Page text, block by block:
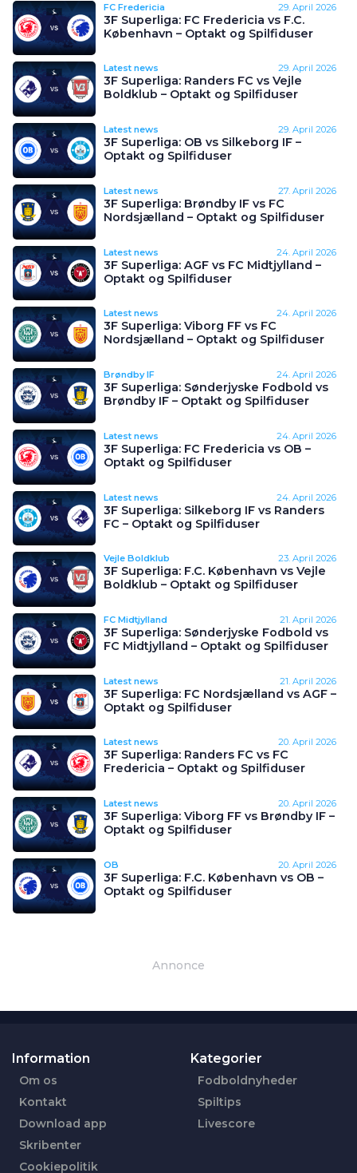
FC Fredericia 29. April 2026
3F Superliga: FC Fredericia vs F.C.
København – Optakt og Spilfiduser
Latest news 29. April 2026
3F Superliga: Randers FC vs Vejle
Boldklub – Optakt og Spilfiduser
Latest news 29. April 2026
3F Superliga: OB vs Silkeborg IF –
Optakt og Spilfiduser
Latest news 27. April 2026
3F Superliga: Brøndby IF vs FC
Nordsjælland – Optakt og Spilfiduser
Latest news 24. April 2026
3F Superliga: AGF vs FC Midtjylland –
Optakt og Spilfiduser
Latest news 24. April 2026
3F Superliga: Viborg FF vs FC
Nordsjælland – Optakt og Spilfiduser
Brøndby IF 24. April 2026
3F Superliga: Sønderjyske Fodbold vs
Brøndby IF – Optakt og Spilfiduser
Latest news 24. April 2026
3F Superliga: FC Fredericia vs OB –
Optakt og Spilfiduser
Latest news 24. April 2026
3F Superliga: Silkeborg IF vs Randers
FC – Optakt og Spilfiduser
Vejle Boldklub 23. April 2026
3F Superliga: F.C. København vs Vejle
Boldklub – Optakt og Spilfiduser
FC Midtjylland 21. April 2026
3F Superliga: Sønderjyske Fodbold vs
FC Midtjylland – Optakt og Spilfiduser
Latest news 21. April 2026
3F Superliga: FC Nordsjælland vs AGF –
Optakt og Spilfiduser
Latest news 20. April 2026
3F Superliga: Randers FC vs FC
Fredericia – Optakt og Spilfiduser
Latest news 20. April 2026
3F Superliga: Viborg FF vs Brøndby IF –
Optakt og Spilfiduser
OB 20. April 2026
3F Superliga: F.C. København vs OB –
Optakt og Spilfiduser
Annonce
Information
Om os
Kontakt
Download app
Skribenter
Cookiepolitik
Kategorier
Fodboldnyheder
Spiltips
Livescore